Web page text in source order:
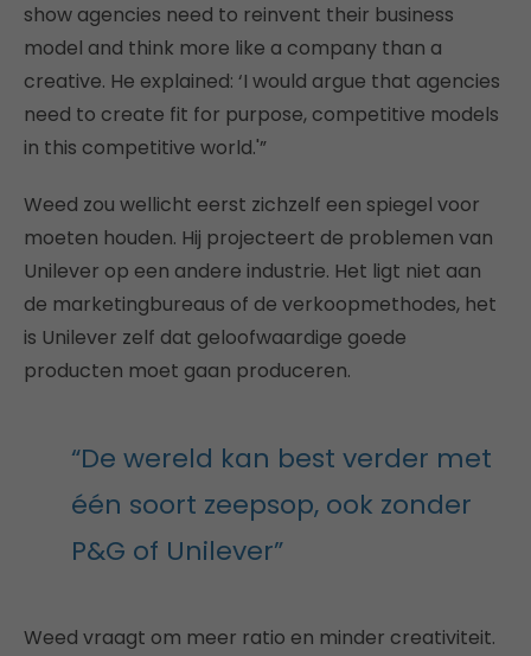
show agencies need to reinvent their business
model and think more like a company than a
creative. He explained: ‘I would argue that agencies
need to create fit for purpose, competitive models
in this competitive world.'”
Weed zou wellicht eerst zichzelf een spiegel voor
moeten houden. Hij projecteert de problemen van
Unilever op een andere industrie. Het ligt niet aan
de marketingbureaus of de verkoopmethodes, het
is Unilever zelf dat geloofwaardige goede
producten moet gaan produceren.
“De wereld kan best verder met
één soort zeepsop, ook zonder
P&G of Unilever”
Weed vraagt om meer ratio en minder creativiteit.